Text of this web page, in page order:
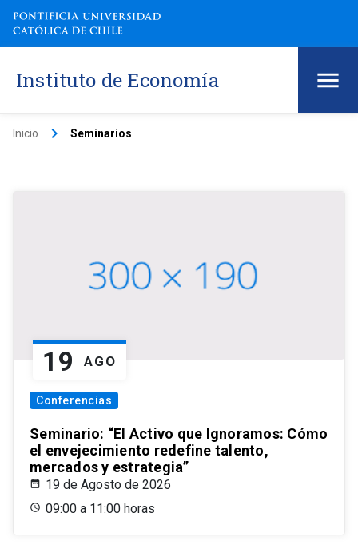
Instituto de Economía
Inicio keyboard_arrow_right Seminarios
19 AGO
Conferencias
Seminario: “El Activo que Ignoramos: Cómo
el envejecimiento redefine talento,
mercados y estrategia”
19 de Agosto de 2026
09:00 a 11:00 horas